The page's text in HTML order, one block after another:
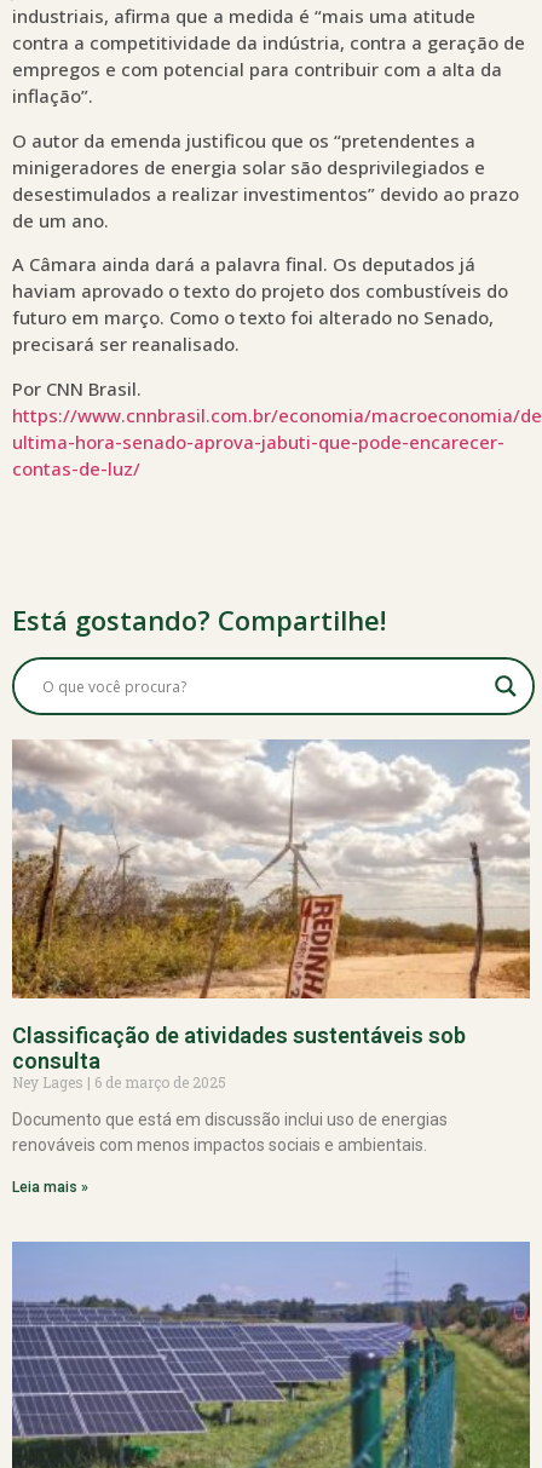
industriais, afirma que a medida é “mais uma atitude
contra a competitividade da indústria, contra a geração de
empregos e com potencial para contribuir com a alta da
inflação”.
O autor da emenda justificou que os “pretendentes a
minigeradores de energia solar são desprivilegiados e
desestimulados a realizar investimentos” devido ao prazo
de um ano.
A Câmara ainda dará a palavra final. Os deputados já
haviam aprovado o texto do projeto dos combustíveis do
futuro em março. Como o texto foi alterado no Senado,
precisará ser reanalisado.
Por CNN Brasil.
https://www.cnnbrasil.com.br/economia/macroeconomia/
ultima-hora-senado-aprova-jabuti-que-pode-encarecer-
contas-de-luz/
Está gostando? Compartilhe!
Classificação de atividades sustentáveis sob
consulta
Ney Lages
6 de março de 2025
Documento que está em discussão inclui uso de energias
renováveis com menos impactos sociais e ambientais.
Leia mais »